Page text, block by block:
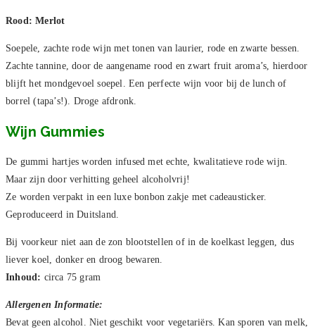
Rood:Merlot
Soepele, zachte rode wijn met tonen van laurier, rode en zwarte bessen.
Zachte tannine, door de aangename rood en zwart fruit aroma’s, hierdoor
blijft het mondgevoel soepel. Een perfecte wijn voor bij de lunch of
borrel (tapa’s!). Droge afdronk.
Wijn Gummies
De gummi hartjes worden infused met echte, kwalitatieve rode wijn.
Maar zijn door verhitting geheel alcoholvrij!
Ze worden verpakt in een luxe bonbon zakje met cadeausticker.
Geproduceerd in Duitsland.
Bij voorkeur niet aan de zon blootstellen of in de koelkast leggen, dus
liever koel, donker en droog bewaren.
Inhoud: circa 75 gram
Allergenen Informatie:
Bevat geen alcohol. Niet geschikt voor vegetariërs. Kan sporen van melk,